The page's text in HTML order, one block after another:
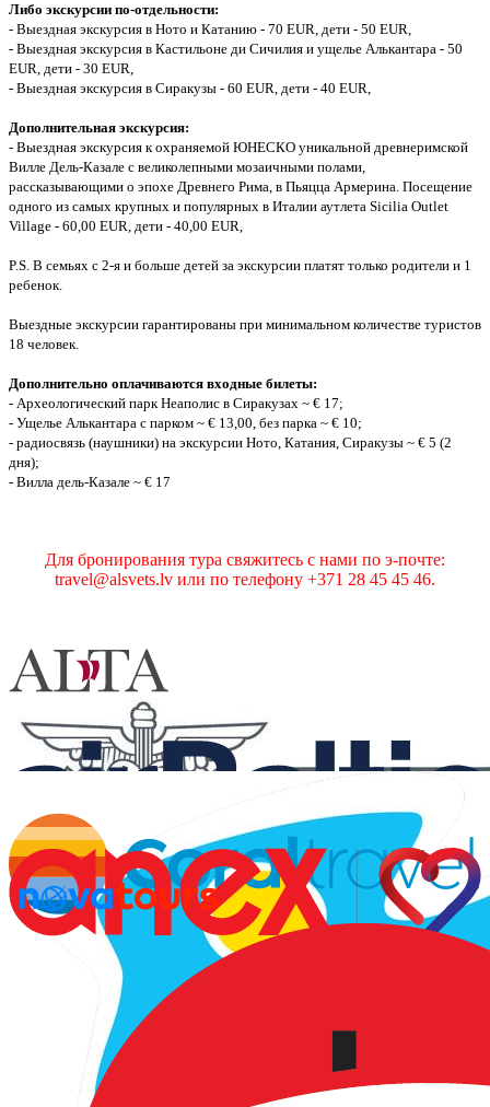
Либо экскурсии по-отдельности:
- Выездная экскурсия в Ното и Катанию - 70 EUR, дети - 50 EUR,
- Выездная экскурсия в Кастильоне ди Сичилия и ущелье Алькантара - 50
EUR, дети - 30 EUR,
- Выездная экскурсия в Сиракузы - 60 EUR, дети - 40 EUR,
Дополнительная экскурсия:
- Выездная экскурсия к охраняемой ЮНЕСКО уникальной древнеримской
Вилле Дель-Казале с великолепными мозаичными полами,
рассказывающими о эпохе Древнего Рима, в Пьяцца Армерина. Посещение
одного из самых крупных и популярных в Италии аутлета Sicilia Outlet
Village - 60,00 EUR, дети - 40,00 EUR,
P.S. В семьях с 2-я и больше детей за экскурсии платят только родители и 1
ребенок.
Выездные экскурсии гарантированы при минимальном количестве туристов
18 человек.
Дополнительно оплачиваются входные билеты:
- Археологический парк Неаполис в Сиракузах ~ € 17;
- Ущелье Алькантара с парком ~ € 13,00, без парка ~ € 10;
- радиосвязь (наушники) на экскурсии Ното, Катания, Cиракузы ~ € 5 (2
дня);
- Вилла дель-Казале ~ € 17
Для бронирования тура свяжитесь с нами по э-почте:
travel@alsvets.lv или по телефону +371 28 45 45 46.